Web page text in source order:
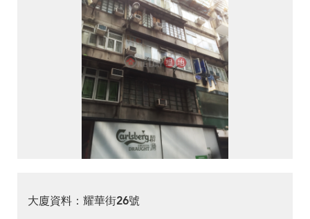
大廈資料：耀華街26號